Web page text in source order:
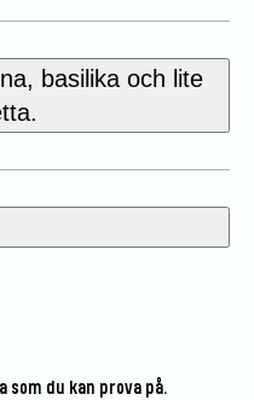
basilika och lite
som du kan prova på.